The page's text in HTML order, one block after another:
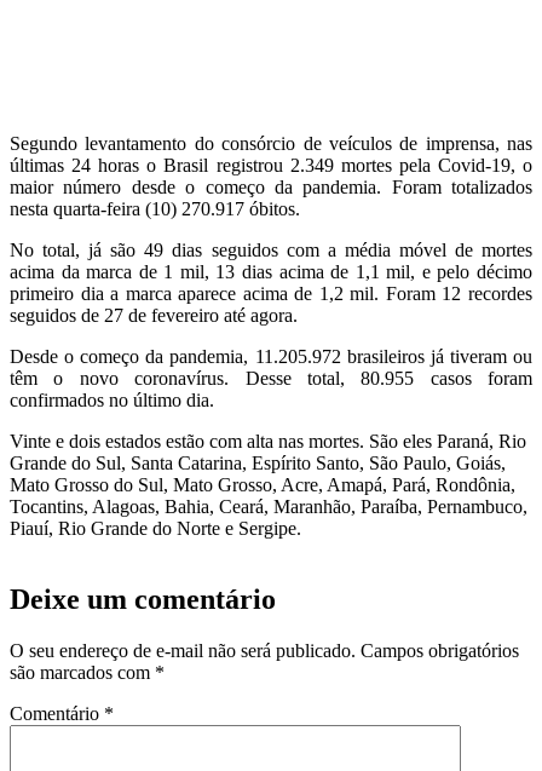
Segundo levantamento do consórcio de veículos de imprensa, nas
últimas 24 horas o Brasil registrou 2.349 mortes pela Covid-19, o
maior número desde o começo da pandemia. Foram totalizados
nesta quarta-feira (10) 270.917 óbitos.
No total, já são 49 dias seguidos com a média móvel de mortes
acima da marca de 1 mil, 13 dias acima de 1,1 mil, e pelo décimo
primeiro dia a marca aparece acima de 1,2 mil. Foram 12 recordes
seguidos de 27 de fevereiro até agora.
Desde o começo da pandemia, 11.205.972 brasileiros já tiveram ou
têm o novo coronavírus. Desse total, 80.955 casos foram
confirmados no último dia.
Vinte e dois estados estão com alta nas mortes. São eles Paraná, Rio
Grande do Sul, Santa Catarina, Espírito Santo, São Paulo, Goiás,
Mato Grosso do Sul, Mato Grosso, Acre, Amapá, Pará, Rondônia,
Tocantins, Alagoas, Bahia, Ceará, Maranhão, Paraíba, Pernambuco,
Piauí, Rio Grande do Norte e Sergipe.
Deixe um comentário
O seu endereço de e-mail não será publicado. Campos obrigatórios
são marcados com *
Comentário *